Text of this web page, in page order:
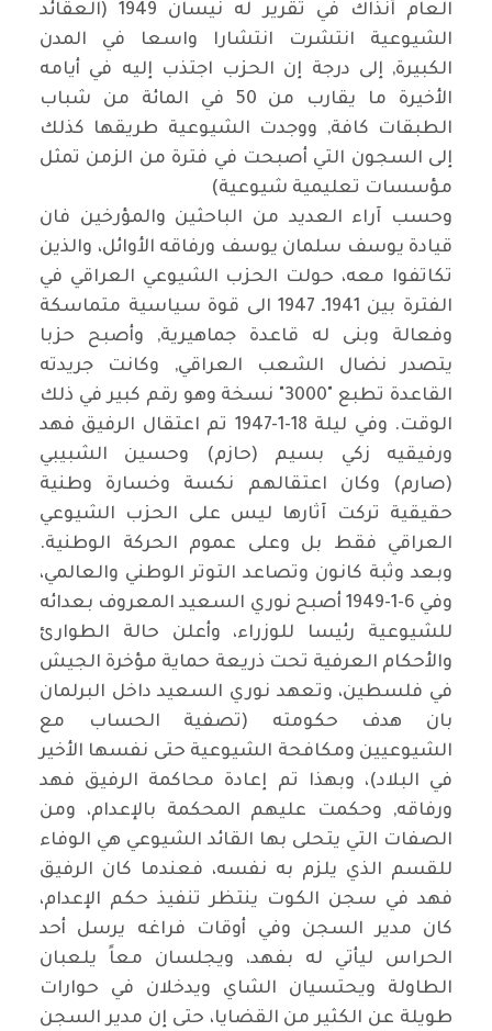
العام آنذاك في تقرير له نيسان 1949 (العقائد
الشيوعية انتشرت انتشارا واسعا في المدن
الكبيرة, إلى درجة إن الحزب اجتذب إليه في أيامه
الأخيرة ما يقارب من 50 في المائة من شباب
الطبقات كافة, ووجدت الشيوعية طريقها كذلك
إلى السجون التي أصبحت في فترة من الزمن تمثل
مؤسسات تعليمية شيوعية)
وحسب آراء العديد من الباحثين والمؤرخين فان
قيادة يوسف سلمان يوسف ورفاقه الأوائل، والذين
تكاتفوا معه، حولت الحزب الشيوعي العراقي في
الفترة بين 1941ـ 1947 الى قوة سياسية متماسكة
وفعالة وبنى له قاعدة جماهيرية, وأصبح حزبا
يتصدر نضال الشعب العراقي, وكانت جريدته
القاعدة تطبع "3000" نسخة وهو رقم كبير في ذلك
الوقت. وفي ليلة 18-1-1947 تم اعتقال الرفيق فهد
ورفيقيه زكي بسيم (حازم) وحسين الشبيبي
(صارم) وكان اعتقالهم نكسة وخسارة وطنية
حقيقية تركت آثارها ليس على الحزب الشيوعي
العراقي فقط بل وعلى عموم الحركة الوطنية.
وبعد وثبة كانون وتصاعد التوتر الوطني والعالمي،
وفي 6-1-1949 أصبح نوري السعيد المعروف بعدائه
للشيوعية رئيسا للوزراء، وأعلن حالة الطوارئ
والأحكام العرفية تحت ذريعة حماية مؤخرة الجيش
في فلسطين، وتعهد نوري السعيد داخل البرلمان
بان هدف حكومته (تصفية الحساب مع
الشيوعيين ومكافحة الشيوعية حتى نفسها الأخير
في البلاد)، وبهذا تم إعادة محاكمة الرفيق فهد
ورفاقه, وحكمت عليهم المحكمة بالإعدام، ومن
الصفات التي يتحلى بها القائد الشيوعي هي الوفاء
للقسم الذي يلزم به نفسه، فعندما كان الرفيق
فهد في سجن الكوت ينتظر تنفيذ حكم الإعدام،
كان مدير السجن وفي أوقات فراغه يرسل أحد
الحراس ليأتي له بفهد، ويجلسان معاً يلعبان
الطاولة ويحتسيان الشاي ويدخلان في حوارات
طويلة عن الكثير من القضايا، حتى إن مدير السجن